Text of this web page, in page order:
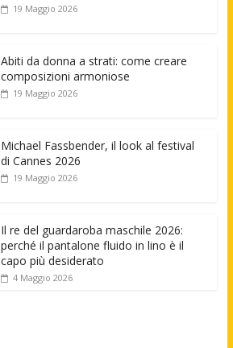
19 Maggio 2026
Abiti da donna a strati: come creare
composizioni armoniose
19 Maggio 2026
Michael Fassbender, il look al festival
di Cannes 2026
19 Maggio 2026
Il re del guardaroba maschile 2026:
perché il pantalone fluido in lino è il
capo più desiderato
4 Maggio 2026